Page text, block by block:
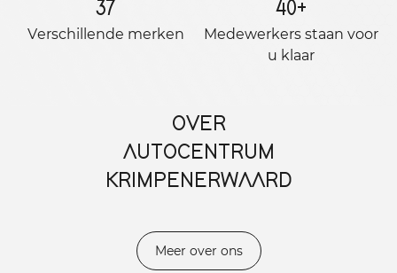
37
Verschillende merken
40+
Medewerkers staan ​​voor
u klaar
OVER
AUTOCENTRUM
KRIMPENERWAARD
Meer over ons